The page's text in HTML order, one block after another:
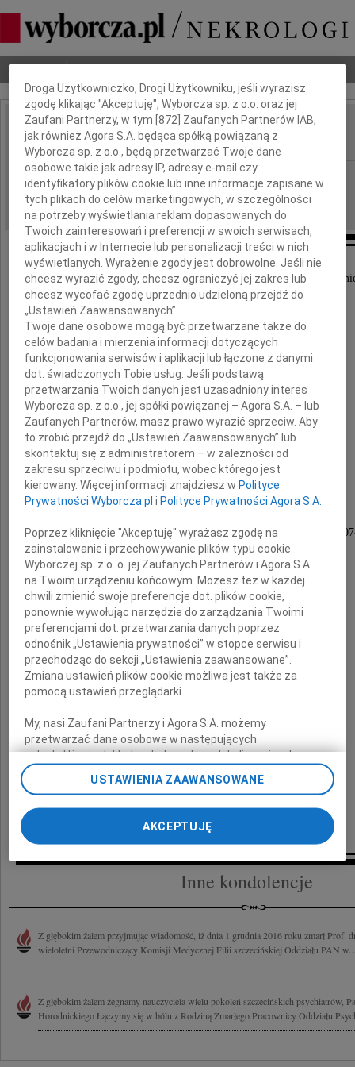
Nekrologi Odeszli Poradnik pogrzebowy
IMIĘ I NAZWISKO: Jan Horodnicki
REGION: Szczecin
DATA EMISJI: 06.12.2016
Z wielkim smutkiem przyjęliśmy wiadomość o
Prof. dr. hab. n. med.
Jana Horodnickiego
Delegata na OZL w Szczecinie V kadencji
Pełnomocnika ORL w Szczecinie
ds. zdrowia lekarzy i lekarzy dentystów w latach
Łączymy się w żalu
z Rodziną i Najbliższymi
Prezes i Członkowie
Inne kondolencje
Z głębokim żalem przyjmując wiadomość, iż dnia 1 grudnia 2016 roku zmarł Prof.
wieloletni Przewodniczący Komisji Medycznej Filii szczecińskiej Oddziału PAN w...
Z głębokim żalem żegnamy nauczyciela wielu pokoleń szczecińskich psychiatrów,
Horodnickiego Łączymy się w bólu z Rodziną Zmarłego Pracownicy Oddziału
Dbamy o Twoją prywatność
Droga Użytkowniczko, Drogi Użytkowniku, jeśli wyrazisz
zgodę klikając "Akceptuję", Wyborcza sp. z o.o. oraz jej
Zaufani Partnerzy, w tym [872 ] Zaufanych Partnerów IAB,
jak również Agora S.A. będąca spółką powiązaną z
Wyborcza sp. z o.o., będą przetwarzać Twoje dane
osobowe takie jak adresy IP, adresy e-mail czy
identyfikatory plików cookie lub inne informacje zapisane w
tych plikach do celów marketingowych, w szczególności
na potrzeby wyświetlania reklam dopasowanych do
Twoich zainteresowań i preferencji w swoich serwisach,
aplikacjach i w Internecie lub personalizacji treści w nich
wyświetlanych. Wyrażenie zgody jest dobrowolne. Jeśli nie
chcesz wyrazić zgody, chcesz ograniczyć jej zakres lub
chcesz wycofać zgodę uprzednio udzieloną przejdź do
„Ustawień Zaawansowanych”.
Twoje dane osobowe mogą być przetwarzane także do
celów badania i mierzenia informacji dotyczących
funkcjonowania serwisów i aplikacji lub łączone z danymi
dot. świadczonych Tobie usług. Jeśli podstawą
przetwarzania Twoich danych jest uzasadniony interes
Wyborcza sp. z o.o., jej spółki powiązanej – Agora S.A. – lub
Zaufanych Partnerów, masz prawo wyrazić sprzeciw. Aby
to zrobić przejdź do „Ustawień Zaawansowanych” lub
skontaktuj się z administratorem – w zależności od
zakresu sprzeciwu i podmiotu, wobec którego jest
kierowany. Więcej informacji znajdziesz w Polityce
Prywatności Wyborcza.pl i Polityce Prywatności Agora S.A.
Poprzez kliknięcie "Akceptuję" wyrażasz zgodę na
zainstalowanie i przechowywanie plików typu cookie
Wyborczej sp. z o. o. jej Zaufanych Partnerów i Agora S.A.
na Twoim urządzeniu końcowym. Możesz też w każdej
chwili zmienić swoje preferencje dot. plików cookie,
ponownie wywołując narzędzie do zarządzania Twoimi
preferencjami dot. przetwarzania danych poprzez
odnośnik „Ustawienia prywatności” w stopce serwisu i
przechodząc do sekcji „Ustawienia zaawansowane”.
Zmiana ustawień plików cookie możliwa jest także za
pomocą ustawień przeglądarki.
My, nasi Zaufani Partnerzy i Agora S.A. możemy
przetwarzać dane osobowe w następujących
celach:Użycie dokładnych danych geolokalizacyjnych.
Aktywne skanowanie charakterystyki urządzenia do celów
identyfikacji. Przechowywanie informacji na urządzeniu lub
reklam i treści, badnie odbiorców i ulepszanie usług.
Lista Zaufanych Partnerów
USTAWIENIA ZAAWANSOWANE
AKCEPTUJĘ